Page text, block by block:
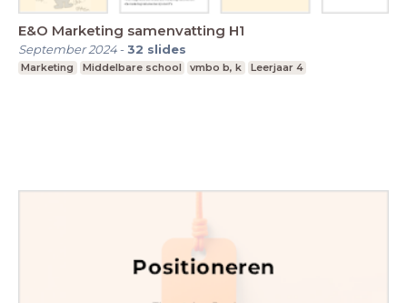
E&O Marketing samenvatting H1
September 2024-32 slides
Marketing Middelbare school vmbo b, k Leerjaar 4